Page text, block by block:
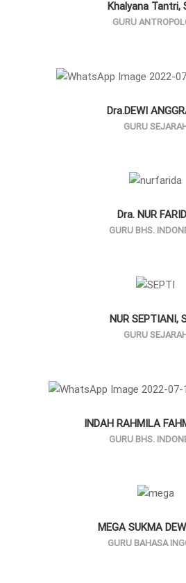
Khalyana Tantri,
GURU
Dra.DEWI
GURU
Dra. NUR
GURU BHS.
NUR SEPTIANI,
GURU
INDAH RAHMILA
GURU BHS.
MEGA SUKMA
GURU BAHASA